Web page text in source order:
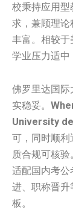
校秉持应用型
求，兼顾理论
丰富。相较于
学业压力适中
佛罗里达国际
实稳妥。
University
可，同时顺利
质合规可核
适配国内考公
进、职称晋升
板。